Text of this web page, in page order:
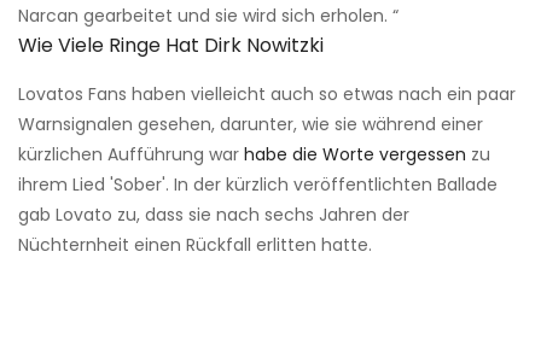
Narcan gearbeitet und sie wird sich erholen. “
Wie Viele Ringe Hat Dirk Nowitzki
Lovatos Fans haben vielleicht auch so etwas nach ein paar
Warnsignalen gesehen, darunter, wie sie während einer
kürzlichen Aufführung war habe die Worte vergessen zu
ihrem Lied 'Sober'. In der kürzlich veröffentlichten Ballade
gab Lovato zu, dass sie nach sechs Jahren der
Nüchternheit einen Rückfall erlitten hatte.